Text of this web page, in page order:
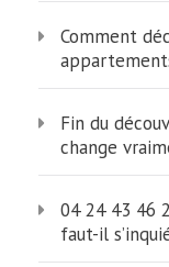
Comment
Fin du
change
04 24 43 46
faut-il